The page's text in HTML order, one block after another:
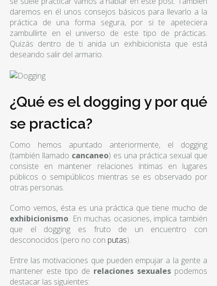
daremos en él unos consejos básicos para llevarlo a la
práctica de una forma segura, por si te apeteciera
zambullirte en el universo de este tipo de prácticas.
Quizás dentro de ti anida un exhibicionista que está
deseando salir del armario.
¿Qué es el dogging y por qué
se practica?
Como hemos apuntado anteriormente, el dogging
(también llamado cancaneo) es una práctica sexual que
consiste en mantener relaciones íntimas en lugares
públicos o semipúblicos mientras se es observado por
otras personas.
Como vemos, ésta es una práctica que tiene mucho de
exhibicionismo. En muchas ocasiones, implica también
que el dogging es fruto de un encuentro con
desconocidos (pero no con putas).
Entre las motivaciones que pueden empujar a la gente a
mantener este tipo de relaciones sexuales podemos
destacar las siguientes: